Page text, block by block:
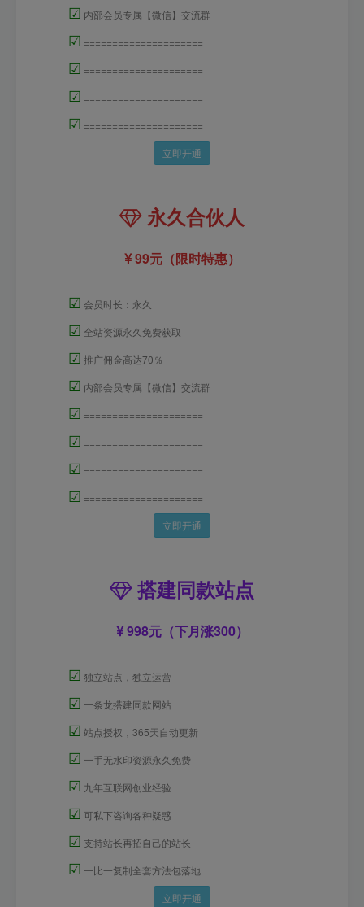
☑ 内部会员专属【微信】交流群
☑ =====================
☑ =====================
☑ =====================
☑ =====================
立即开通
永久合伙人
99元（限时特惠）
☑ 会员时长：永久
☑ 全站资源永久免费获取
☑ 推广佣金高达70％
☑ 内部会员专属【微信】交流群
☑ =====================
☑ =====================
☑ =====================
☑ =====================
立即开通
搭建同款站点
998元（下月涨300）
☑ 独立站点，独立运营
☑ 一条龙搭建同款网站
☑ 站点授权，365天自动更新
☑ 一手无水印资源永久免费
☑ 九年互联网创业经验
☑ 可私下咨询各种疑惑
☑ 支持站长再招自己的站长
☑ 一比一复制全套方法包落地
立即开通